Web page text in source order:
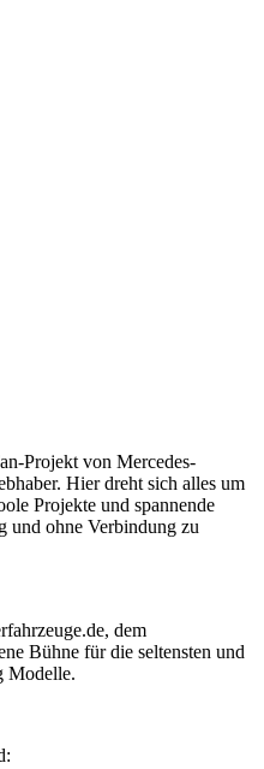
Projekt von Mercedes-
Hier dreht sich alles um
Projekte und spannende
und ohne Verbindung zu
dem
Bühne für die seltensten und
Modelle.